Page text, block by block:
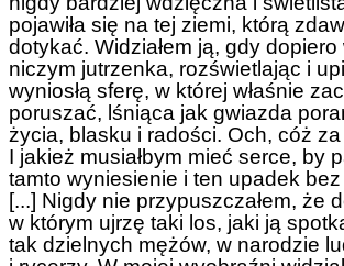
pojawiła się na tej ziemi, którą
dotykać. Widziałem ją, gdy dopiero
niczym jutrzenka, rozświetlając i
wyniosłą sferę, w której właśnie
poruszać, lśniąca jak gwiazda
życia, blasku i radości. Och, cóż
I jakież musiałbym mieć serce, by
tamto wyniesienie i ten upadek
[...] Nigdy nie przypuszczałem, że
w którym ujrzę taki los, jaki ją
tak dzielnych mężów, w narodzie